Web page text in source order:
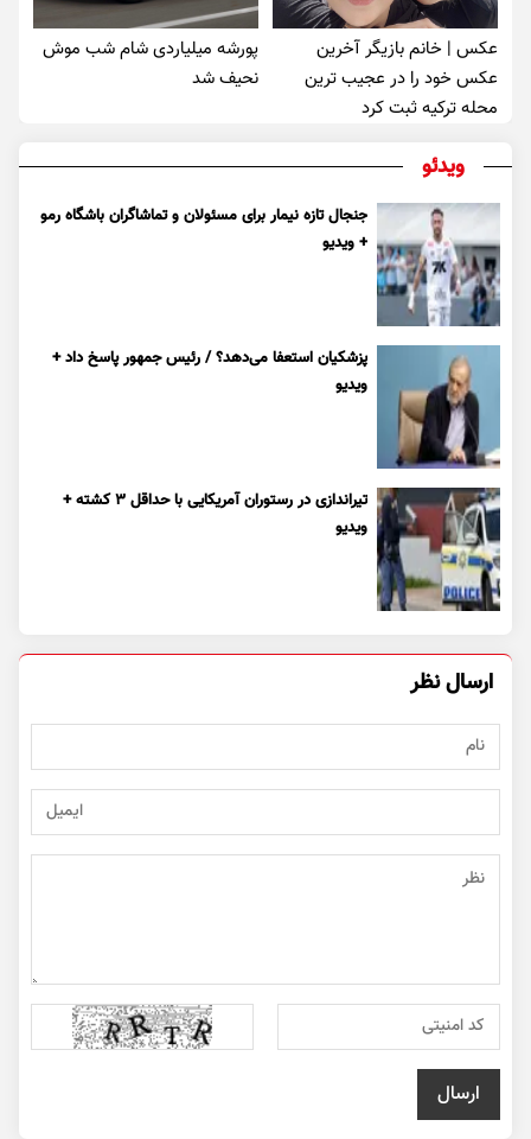
عکس | خانم بازیگر آخرین
عکس خود را در عجیب ترین
محله ترکیه ثبت کرد
پورشه میلیاردی شام شب موش‌
نحیف شد
ویدئو
جنجال تازه نیمار برای مسئولان و تماشاگران باشگاه رمو
+ ویدیو
پزشکیان استعفا می‌دهد؟ / رئیس جمهور پاسخ داد +
ویدیو
تیراندازی در رستوران آمریکایی با حداقل ۳ کشته +
ویدیو
ارسال نظر